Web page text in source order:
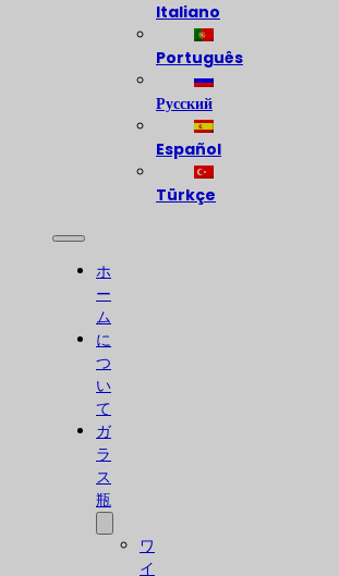
Italiano
Português
Русский
Español
Türkçe
ホ
ー
ム
に
つ
い
て
ガ
ラ
ス
瓶
ワ
イ